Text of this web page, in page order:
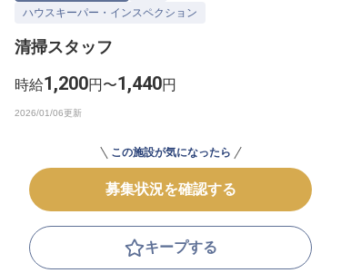
採用をお考えの企業様へ
ハウスキーパー・インスペクション
清掃スタッフ
時給1,200円〜1,440円
この施設が気になったら
募集状況を確認する
キープする